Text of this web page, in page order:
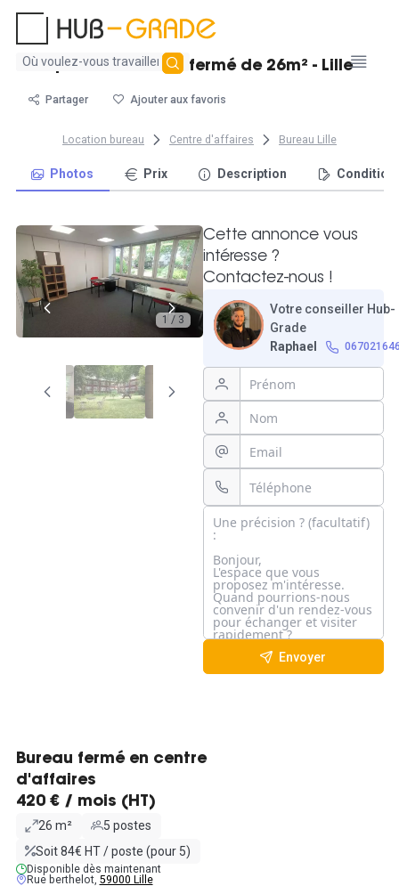
Aucun
trouvé
Spacieux bureau fermé de 26m² - Lille
Partager Ajouter aux favoris
Location bureau Centre d'affaires Bureau Lille
Photos Prix Description
1 / 3
Cette annonce vous
intéresse ?
Contactez-nous !
Votre conseiller Hub-
Grade
Raphael
Envoyer
Bureau fermé en centre
d'affaires
420 € / mois (HT)
26 m²
5 postes
Soit 84€ HT / poste (pour 5)
Disponible dès maintenant
Rue berthelot, 59000 Lille